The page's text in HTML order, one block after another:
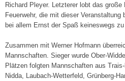
Richard Pleyer. Letzterer lobt das
Feuerwehr, die mit dieser Veranstaltung
bei allem Ernst der Spaß keineswegs
Zusammen mit Werner Hofmann
Mannschaften. Sieger wurde Ober-
Plätzen folgten Mannschaften aus
Nidda, Laubach-Wetterfeld, Grünberg-